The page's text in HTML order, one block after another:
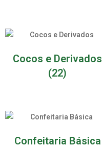
Cocos e Derivados
(22)
Confeitaria Básica